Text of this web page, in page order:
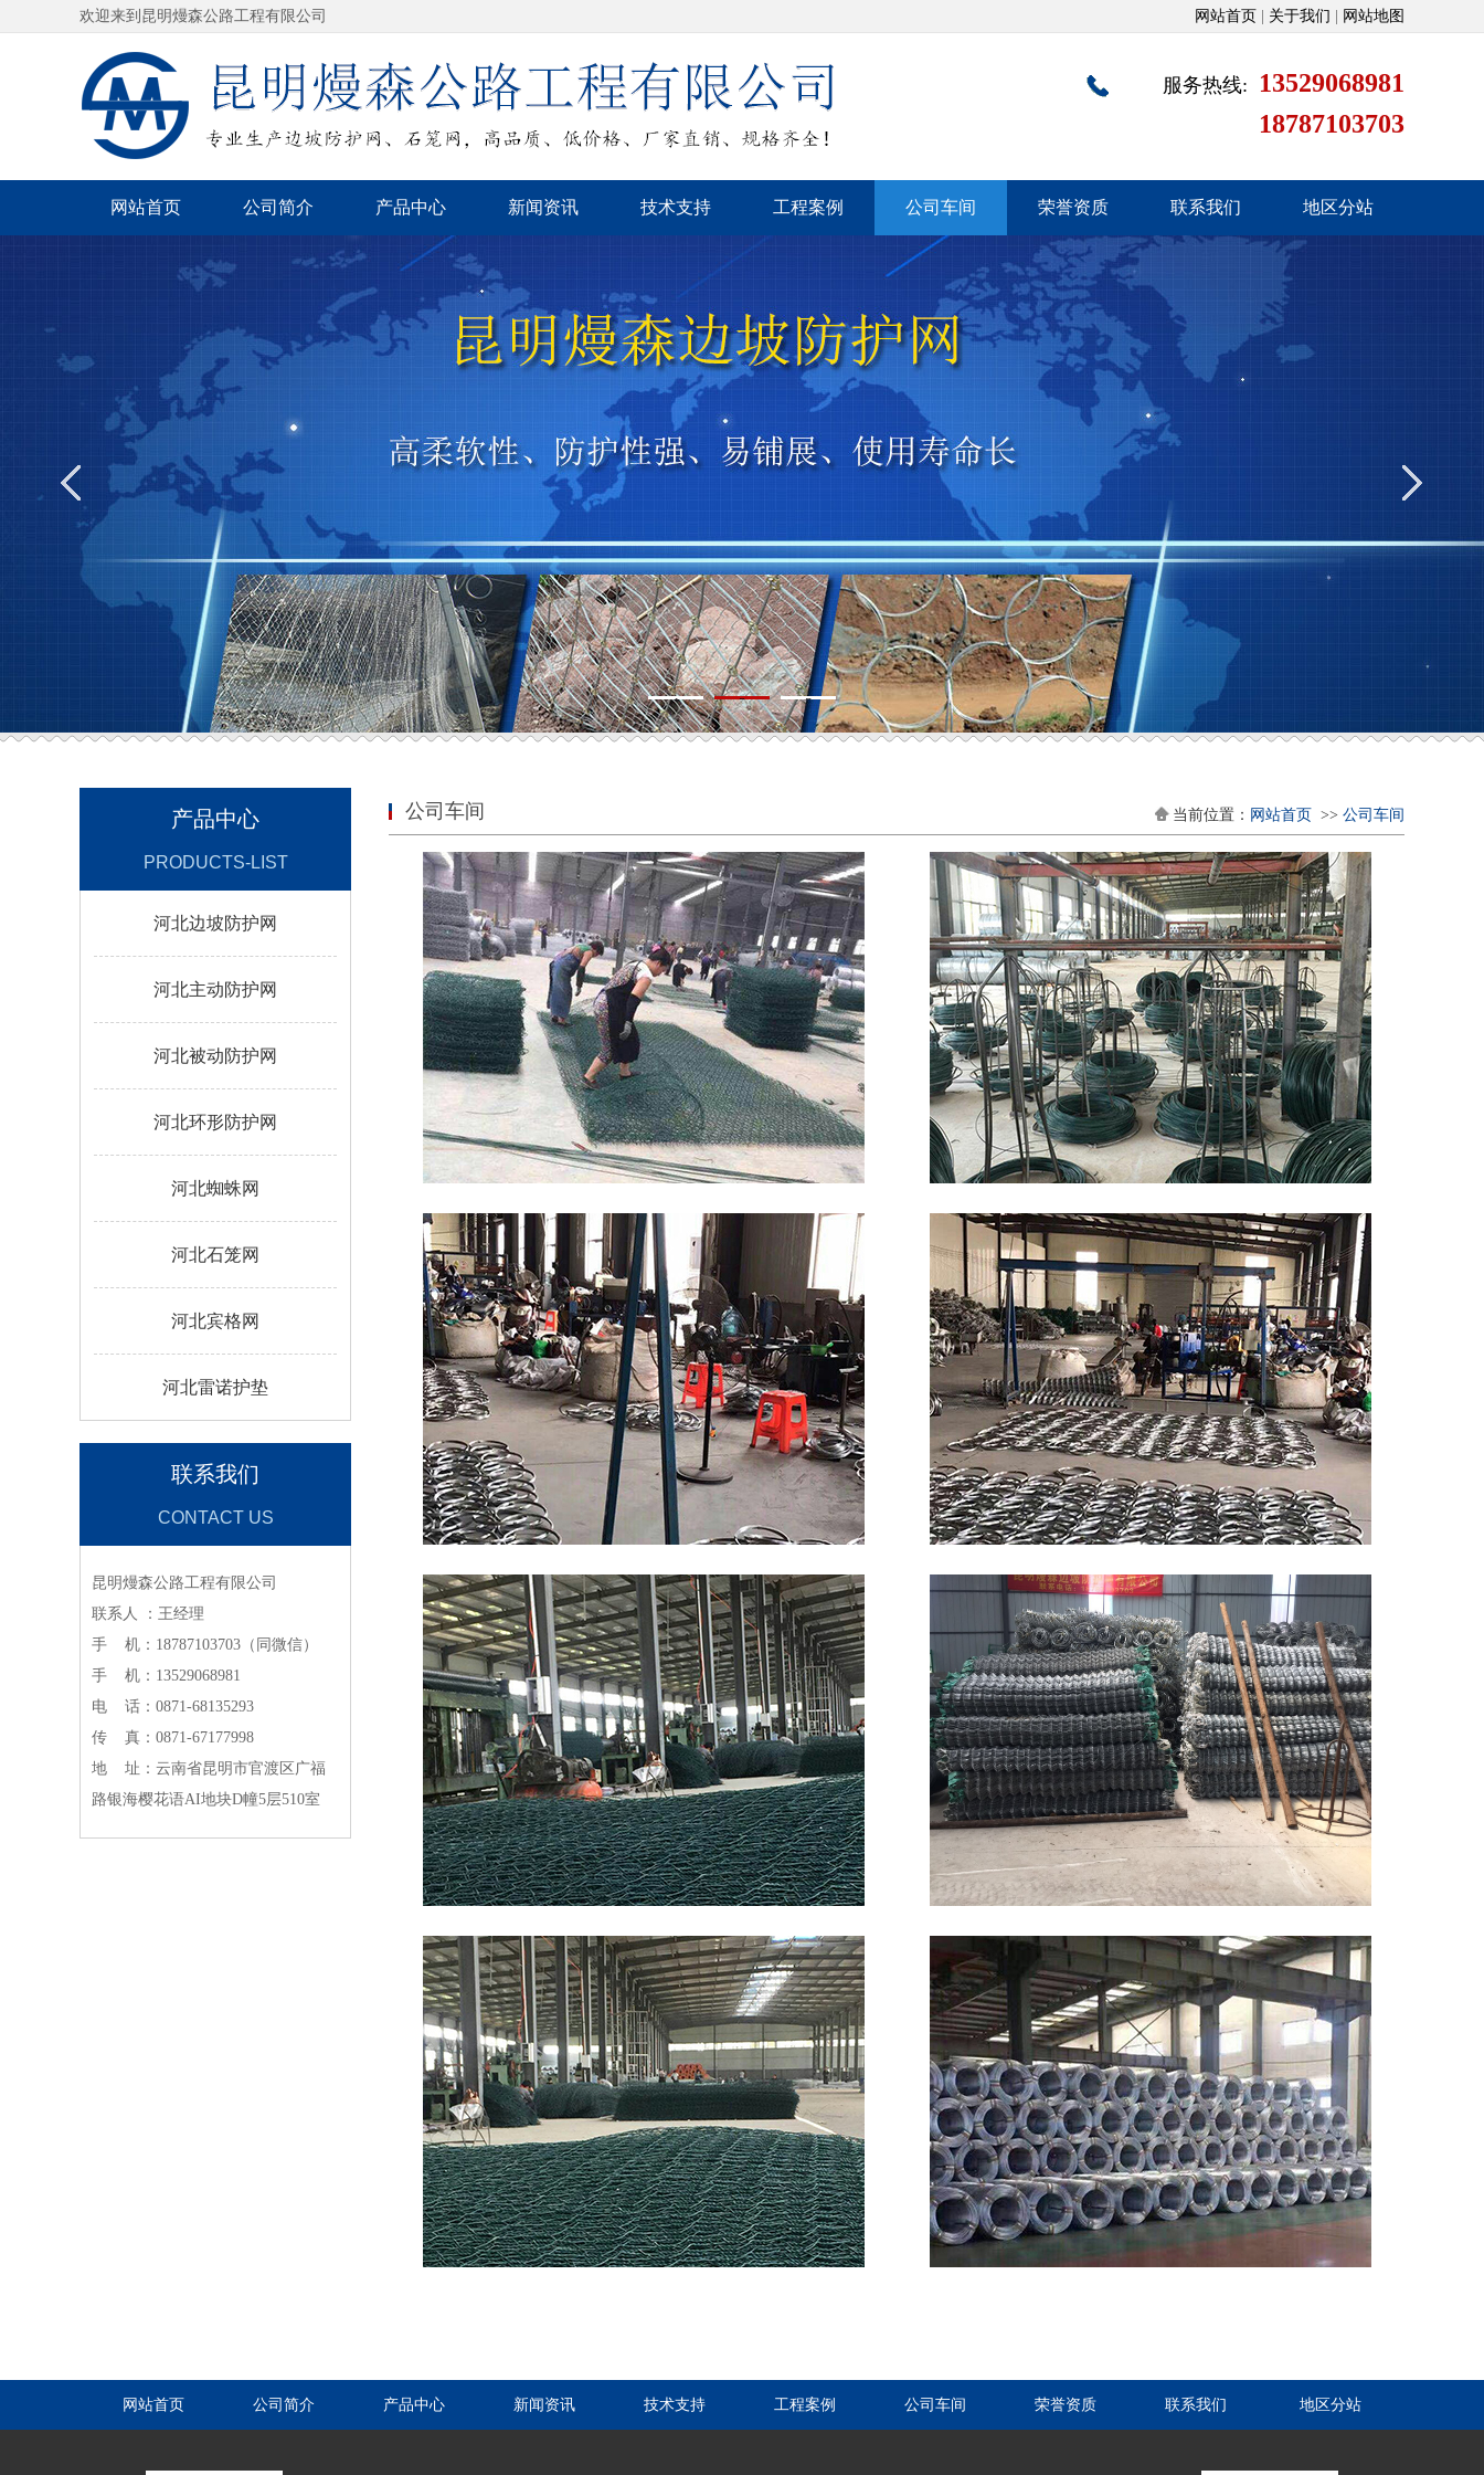
欢迎来到昆明熳森公路工程有限公司 网站首页 关于我们 网站地图
服务热线: 13529068981
18787103703
网站首页 公司简介 产品中心 新闻资讯 技术支持 工程案例 公司车间 荣誉资质 联系我们 地区分站
1 2 3
产品中心
PRODUCTS-LIST
河北边坡防护网
河北主动防护网
河北被动防护网
河北环形防护网
河北蜘蛛网
河北石笼网
河北宾格网
河北雷诺护垫
联系我们
CONTACT US
昆明熳森公路工程有限公司
联系人 ：王经理
手 机：18787103703（同微信）
手 机：13529068981
电 话：0871-68135293
传 真：0871-67177998
地 址：云南省昆明市官渡区广福
路银海樱花语AI地块D幢5层510室
公司车间 当前位置： 网站首页 >> 公司车间
网站首页 公司简介 产品中心 新闻资讯 技术支持 工程案例 公司车间 荣誉资质 联系我们 地区分站